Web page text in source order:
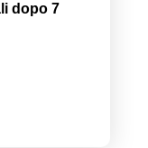
dopo 7